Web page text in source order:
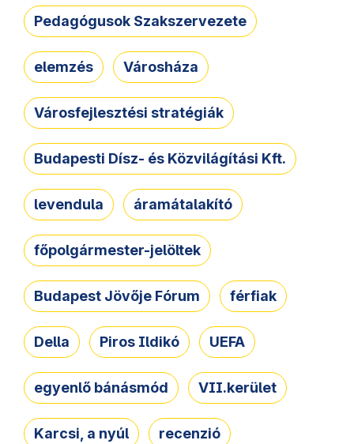
Pedagógusok Szakszervezete
elemzés Városháza
Városfejlesztési stratégiák
Budapesti Dísz- és Közvilágítási Kft.
levendula áramátalakító
főpolgármester-jelöltek
Budapest Jövője Fórum férfiak
Della Piros Ildikó UEFA
egyenlő bánásmód VII.kerület
Karcsi, a nyúl recenzió